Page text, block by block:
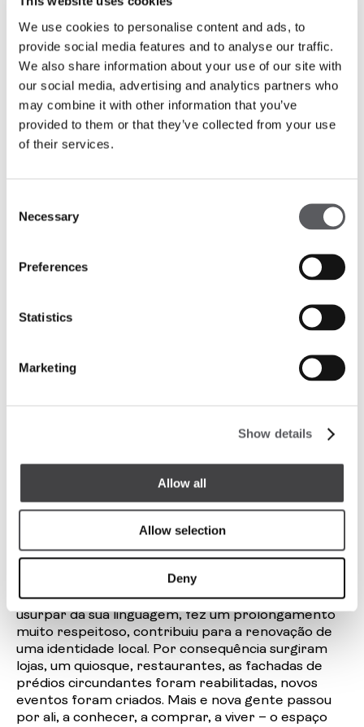
We use cookies to personalise content and ads, to
provide social media features and to analyse our traffic.
We also share information about your use of our site with
our social media, advertising and analytics partners who
may combine it with other information that you’ve
provided to them or that they’ve collected from your use
of their services.
Selection
Necessary
Preferences
Statistics
Marketing
Show details
Allow all
Allow selection
Deny
e social – sendo que este último implica também
fazer uma auscultação à população, perceber de
viva voz os problemas e necessidades existentes.
São desafios a ajustar no panorama atual da
arquitetura portuguesa rumo à sua
sustentabilidade que, acredito, já estar num bom
caminho.
Platina – o primeiro edifício em Portugal a atingir
arquitetonicamente sustentável.
Um projeto que promove uma forte ligação entre
o interior e o exterior e consequente contacto
criar ambientes de convergência social, como uma
estrutura exterior para trabalho e lazer e uma
comunitárias e um parque para cães. Tudo isto para
além dos requisitos do próprio edifício em termos
de qualidade do ar, luminosidade e conforto
térmico, entre muitos outros, que se exigem
bem-estar de todos.
A Ribeira das Naus é um outro exemplo
paradigmático e de sucesso. Passou de ser apenas
um sítio entre o Terreiro do Paço e o Cais do
Sodré, para passar a ser O Sítio. Não se deixou
usurpar da sua linguagem, fez um prolongamento
muito respeitoso, contribuiu para a renovação de
uma identidade local. Por consequência surgiram
lojas, um quiosque, restaurantes, as fachadas de
prédios circundantes foram reabilitadas, novos
eventos foram criados. Mais e nova gente passou
por ali, a conhecer, a comprar, a viver – o espaço